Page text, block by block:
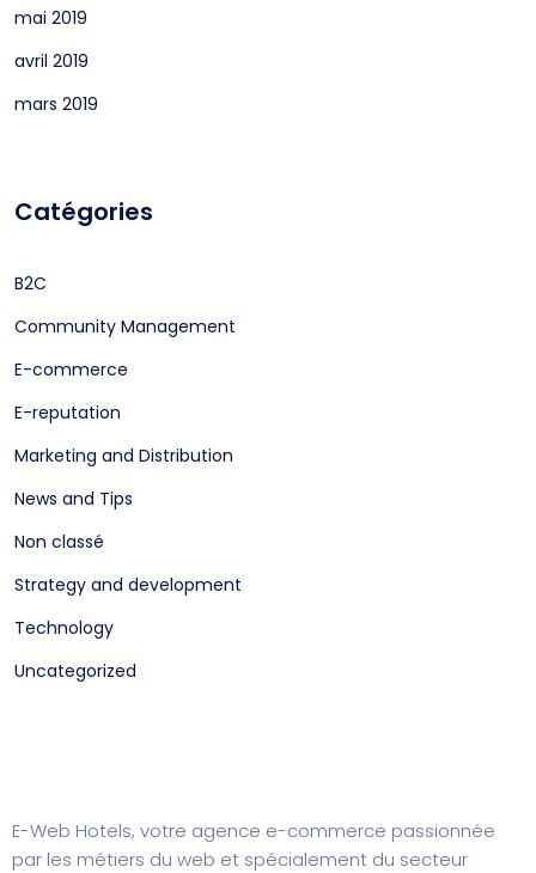
mai 2019
avril 2019
mars 2019
Catégories
B2C
Community Management
E-commerce
E-reputation
Marketing and Distribution
News and Tips
Non classé
Strategy and development
Technology
Uncategorized
E-Web Hotels, votre agence e-commerce passionnée
par les métiers du web et spécialement du secteur